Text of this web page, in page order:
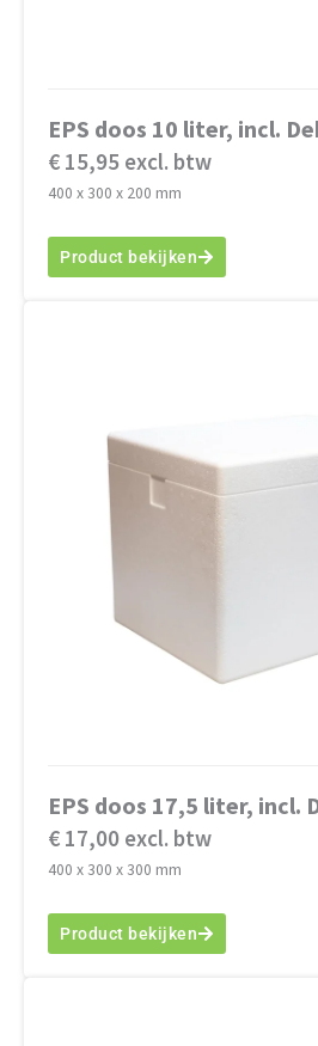
EPS doos 10 liter, incl.
€ 15,95 excl. btw
400 x 300 x 200 mm
Product bekijken
EPS doos 17,5 liter, incl.
€ 17,00 excl. btw
400 x 300 x 300 mm
Product bekijken